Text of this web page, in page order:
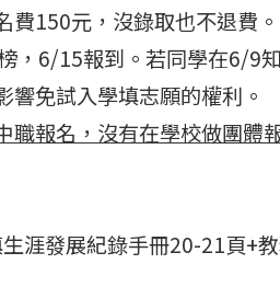
費150元，沒錄取也不退費。
，6/15報到。若同學在6/9
響免試入學填志願的權利。
職報名，沒有在學校做團體
涯發展紀錄手冊20-21頁+